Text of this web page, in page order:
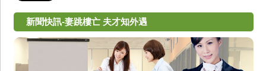
新聞快訊-妻跳樓亡 夫才知外遇